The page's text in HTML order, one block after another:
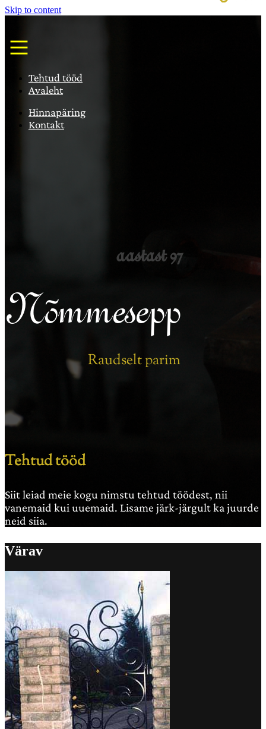
Skip to content
Tehtud tööd
Avaleht
Hinnapäring
Kontakt
aastast 97
Nõmmesepp
Raudselt parim
Tehtud tööd
Siit leiad meie kogu nimstu tehtud töödest, nii
vanemaid kui uuemaid. Lisame järk-järgult ka juurde
neid siia.
Värav